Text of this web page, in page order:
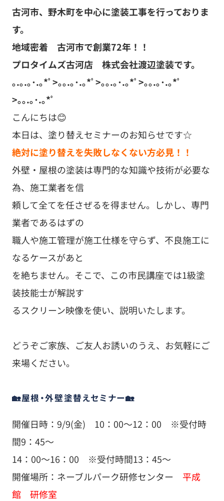
古河市、野木町を中心に塗装工事を行っておりま
す。
地域密着 古河市で創業72年！！
プロタイムズ古河店 株式会社渡辺塗装です。
｡.｡.｡･.｡*ﾟ>｡｡.｡･.｡*ﾟ>｡｡.｡･.｡*ﾟ>｡｡.｡･.｡*ﾟ
>｡｡.｡･.｡*ﾟ
こんにちは😊
本日は、塗り替えセミナーのお知らせです☆
絶対に塗り替えを失敗しなくない方必見！！
外壁・屋根の塗装は専門的な知識や技術が必要な
為、施工業者を信
頼して全てを任さぜるを得ません。しかし、専門
業者であるはずの
職人や施工管理が施工仕様を守らず、不良施工に
なるケースがあと
を絶ちません。そこで、この市民講座では1級塗
装技能士が解説す
るスクリーン映像を使い、説明いたします。
どうぞご家族、ご友人お誘いのうえ、お気軽にご
来場ください。
🏡屋根・外壁塗替えセミナー🏡
開催日時：9/9(金) 10：00～12：00 ※受付時
間9：45～
14：00～16：00 ※受付時間13：45～
開催場所：ネーブルパーク研修センター 平成
館 研修室